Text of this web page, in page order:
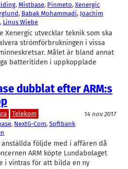
, Mistbase, Pinmeto, Xenergic
, Babak Mohammadi, Joachim
, Linus Wiebe
Xenergic utvecklar teknik som ska
strömförbrukningen i vissa
Målet är bland annat
batteritiden i uppkopplade
dubblat efter ARM:s
Telekom
14 nov 2017
, NextG-Com, Softbank
anställda följde med i affären då
ARM köpte Lundabolaget
i vintras för att bilda en ny